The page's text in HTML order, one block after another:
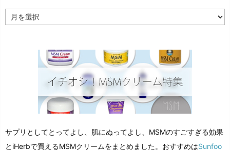
ー
サプリとしてとってよし、肌にぬってよし、MSMのすごすぎる効果
とiHerbで買えるMSMクリームをまとめました。おすすめはSunfoo